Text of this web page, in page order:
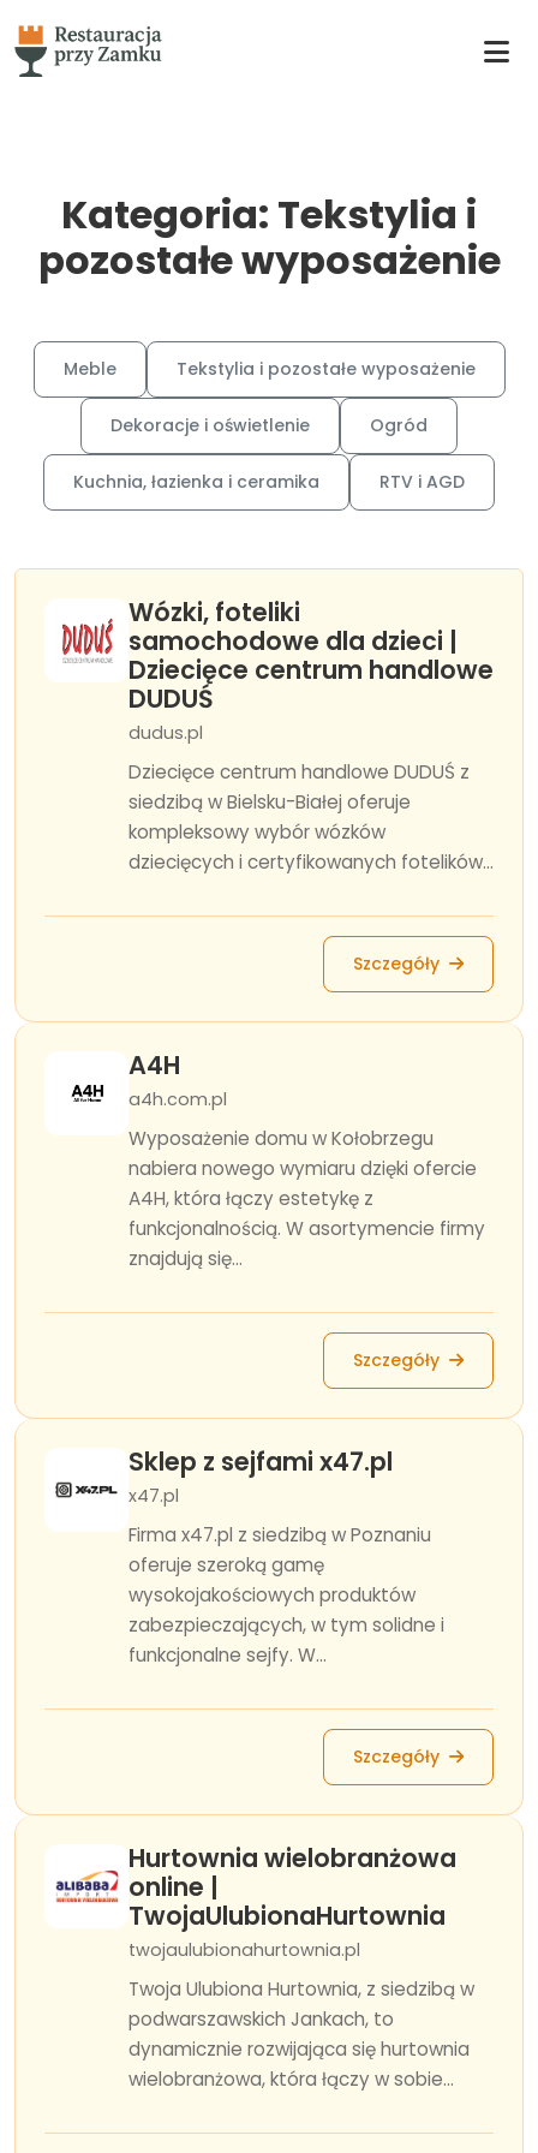
Kategoria: Tekstylia i
pozostałe wyposażenie
Meble Tekstylia i pozostałe wyposażenie
Dekoracje i oświetlenie Ogród
Kuchnia, łazienka i ceramika RTV i AGD
Wózki, foteliki
samochodowe dla dzieci |
Dziecięce centrum handlowe
DUDUŚ
dudus.pl
Dziecięce centrum handlowe DUDUŚ z
siedzibą w Bielsku-Białej oferuje
kompleksowy wybór wózków
dziecięcych i certyfikowanych fotelików...
Szczegóły
A4H
a4h.com.pl
Wyposażenie domu w Kołobrzegu
nabiera nowego wymiaru dzięki ofercie
A4H, która łączy estetykę z
funkcjonalnością. W asortymencie firmy
znajdują się...
Szczegóły
Sklep z sejfami x47.pl
x47.pl
Firma x47.pl z siedzibą w Poznaniu
oferuje szeroką gamę
wysokojakościowych produktów
zabezpieczających, w tym solidne i
funkcjonalne sejfy. W...
Szczegóły
Hurtownia wielobranżowa
online |
TwojaUlubionaHurtownia
twojaulubionahurtownia.pl
Twoja Ulubiona Hurtownia, z siedzibą w
podwarszawskich Jankach, to
dynamicznie rozwijająca się hurtownia
wielobranżowa, która łączy w sobie...